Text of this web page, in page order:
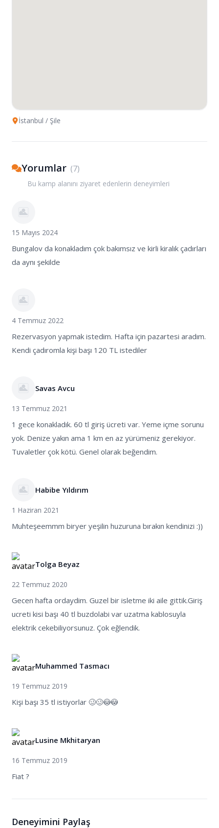
İstanbul / Şile
Yorumlar (7)
Bu kamp alanını ziyaret edenlerin deneyimleri
15 Mayıs 2024
Bungalov da konakladım çok bakımsız ve kirli kiralık çadırları
da aynı şekilde
4 Temmuz 2022
Rezervasyon yapmak istedim. Hafta için pazartesi aradım.
Kendi çadıromla kişi başı 120 TL istediler
Savas Avcu
13 Temmuz 2021
1 gece konakladık. 60 tl giriş ücreti var. Yeme içme sorunu
yok. Denize yakın ama 1 km en az yürümeniz gerekiyor.
Tuvaletler çok kötü. Genel olarak beğendim.
Habibe Yıldırım
1 Haziran 2021
Muhteşeemmm biryer yeşilin huzuruna bırakın kendinizi :))
Tolga Beyaz
22 Temmuz 2020
Gecen hafta ordaydim. Guzel bir isletme iki aile gittik.Giriş
ucreti kisi başı 40 tl buzdolabi var uzatma kablosuyla
elektrik cekebiliyorsunuz. Çok eğlendik.
Muhammed Tasmacı
19 Temmuz 2019
Kişi başı 35 tl istiyorlar 🥴🥴😳😳
Lusine Mkhitaryan
16 Temmuz 2019
Fiat ?
Deneyimini Paylaş